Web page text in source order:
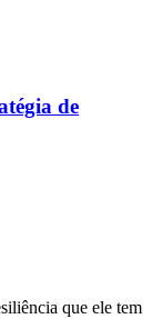
de
que ele tem